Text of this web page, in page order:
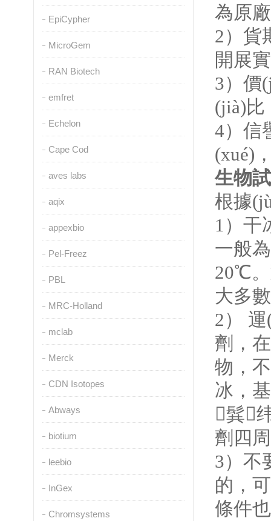
EpiCypher
MicroGem
RAN Biotech
emfret
Echelon
Cape Cod
aves labs
aqix
appexbio
Pel-Freez
PBL
MRC-Holland
mclab
Merck
CDN Isotopes
Abways
biotium
leebio
InGex
Chromsystems
為原
2 ）貨
開展
3）價
(jià)比
4）信
生物
根據
1 ）干
一般為
20℃
大多數
2 ） 運
劑，
物，不
冰，
髸
劑四周
3）不
的
條件